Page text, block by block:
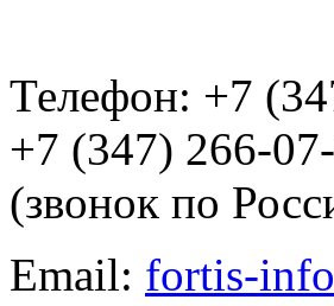
Телефон: +7
+7 (347) 266-
(звонок по
Email: fortis-